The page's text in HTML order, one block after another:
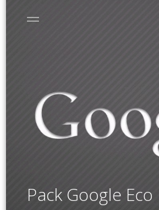
Pack Google Eco